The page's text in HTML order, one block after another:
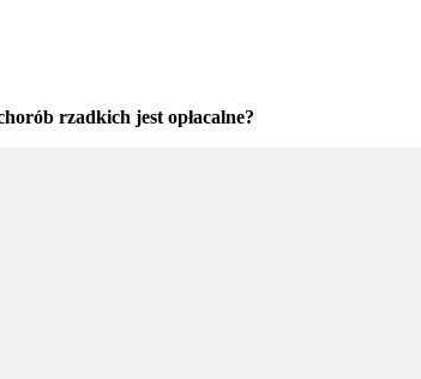
rzadkich jest opłacalne?